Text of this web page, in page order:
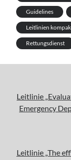
Guidelines
Leitlinien
Rettungsdienst
Leitlinie
Emergency
Leitlinie „The